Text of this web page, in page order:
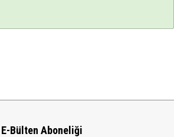
E-Bülten Aboneliği